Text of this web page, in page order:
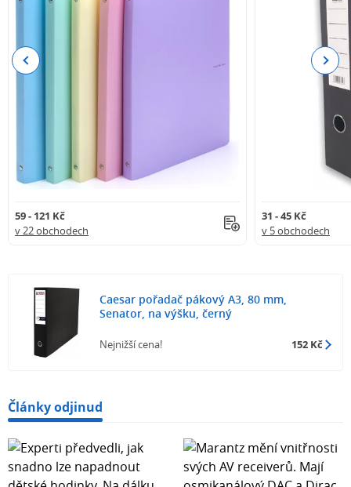
59 - 121 Kč
v 22 obchodech
31 - 45 Kč
v 5 obchodech
Previous Next
Caesar pořadač pákový A3, 80 mm,
Senator, na výšku, černý
Nejnižší cena! 152 Kč
Články odjinud